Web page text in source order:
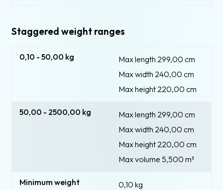
Staggered weight ranges
0,10 - 50,00 kg
Max length 299,00 cm
Max width 240,00 cm
Max height 220,00 cm
50,00 - 2500,00 kg
Max length 299,00 cm
Max width 240,00 cm
Max height 220,00 cm
Max volume 5,500 m³
Minimum weight 0,10 kg